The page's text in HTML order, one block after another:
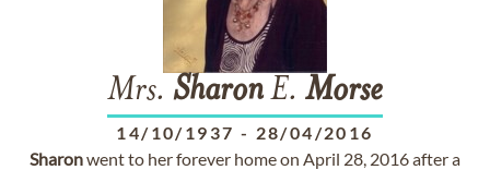
Mrs. SharonE. Morse
14/10/1937 - 28/04/2016
Sharonwent to her forever home on April 28, 2016 after a